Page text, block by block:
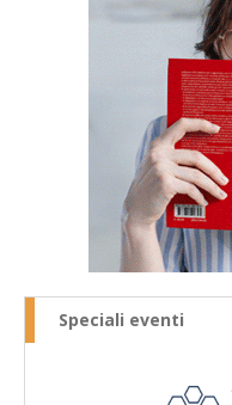
Speciali eventi